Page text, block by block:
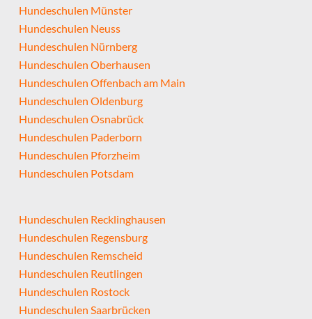
Hundeschulen Münster
Hundeschulen Neuss
Hundeschulen Nürnberg
Hundeschulen Oberhausen
Hundeschulen Offenbach am Main
Hundeschulen Oldenburg
Hundeschulen Osnabrück
Hundeschulen Paderborn
Hundeschulen Pforzheim
Hundeschulen Potsdam
Hundeschulen Recklinghausen
Hundeschulen Regensburg
Hundeschulen Remscheid
Hundeschulen Reutlingen
Hundeschulen Rostock
Hundeschulen Saarbrücken